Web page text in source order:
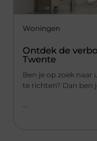
Woningen
Ontdek de
Twente
Ben je op zoek naar
te richten? Dan ben
...